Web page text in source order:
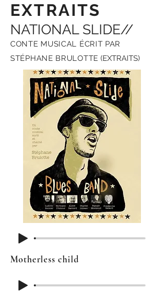
EXTRAITS
NATIONAL SLIDE//
CONTE MUSICAL ÉCRIT PAR
STÉPHANE BRULOTTE (EXTRAITS)
Motherless child